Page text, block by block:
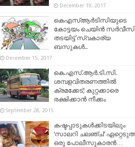
December 19, 2017
കെഎസ്ആര്‍ടിസിയുടെ
കോട്ടയം ചെയിൻ
തടയിട്ട് സ്വകാര്യ
ബസുകൾ..
December 15, 2017
കെ.എസ്.ആര്‍.ടി.സി.
ശമ്പളവിതരണത്തില്‍
ക്രമക്കേട്; കുറ്റക്കാരെ
രക്ഷിക്കാന്‍ നീക്കം
September 28, 2015
കഷ്ടപ്പാടുകൾക്കിടയിലും
‘സാലറി ചലഞ്ച്’
ഒരു പോലീസുകാരൻ…